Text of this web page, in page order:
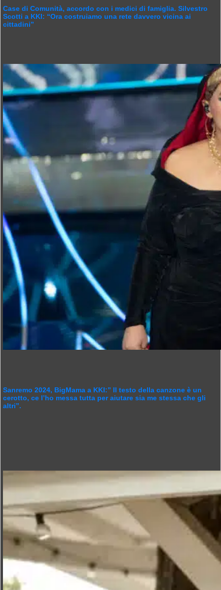
Case di Comunità, accordo con i medici di famiglia. Silvestro
Scotti a KKI: “Ora costruiamo una rete davvero vicina ai
cittadini”
Sanremo 2024, BigMama a KKI:” Il testo della canzone è un
cerotto, ce l’ho messa tutta per aiutare sia me stessa che gli
altri”.